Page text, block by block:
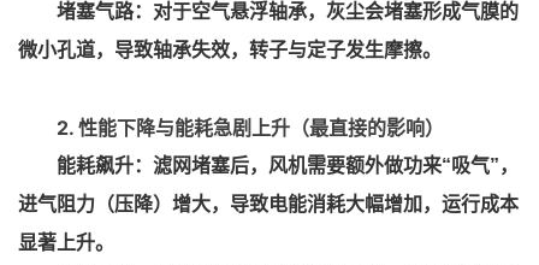
堵塞气路：对于空气悬浮轴承，灰尘会堵塞形成气膜的
微小孔道，导致轴承失效，转子与定子发生摩擦。
2. 性能下降与能耗急剧上升（最直接的影响）
能耗飙升：滤网堵塞后，风机需要额外做功来“吸气”，
进气阻力（压降）增大，导致电能消耗大幅增加，运行成本
显著上升。